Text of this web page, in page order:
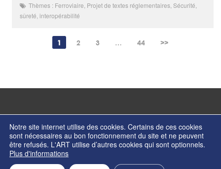
Thèmes : Ferroviaire, Projet de textes réglementaires, Sécurité,
sûreté, interopérabilité
1 2 3 … 44 >>
© Copyright 2026 - Autorité de régulation des transports - ISSN 2274-2123
Notre site internet utilise des cookies. Certains de ces cookies
sont nécessaires au bon fonctionnement du site et ne peuvent
être refusés. L'ART utilise d’autres cookies qui sont optionnels.
Plus d'informations